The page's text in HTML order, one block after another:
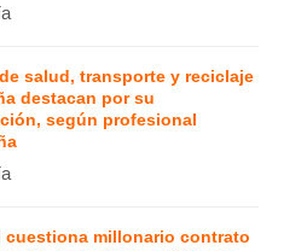
salud, transporte y reciclaje
destacan por su
según profesional
cuestiona millonario contrato